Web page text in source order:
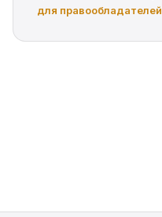
для правообладателей